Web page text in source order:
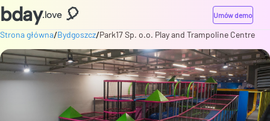
bday.love 🎈 Umów demo
Strona główna/Bydgoszcz/Park17 Sp. o.o. Play and Trampoline Centre